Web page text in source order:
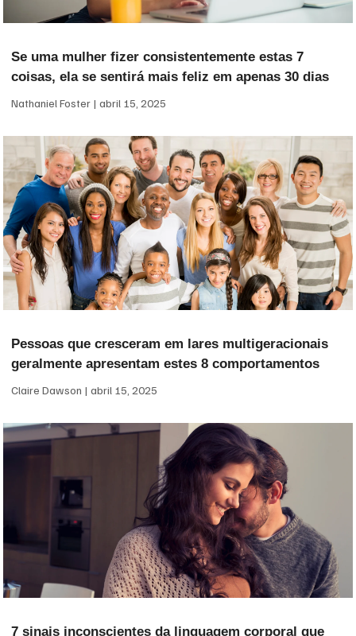
Se uma mulher fizer consistentemente estas 7
coisas, ela se sentirá mais feliz em apenas 30 dias
Nathaniel Foster abril 15, 2025
Pessoas que cresceram em lares multigeracionais
geralmente apresentam estes 8 comportamentos
Claire Dawson abril 15, 2025
7 sinais inconscientes da linguagem corporal que